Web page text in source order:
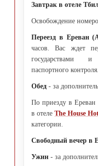
Завтрак в отеле
Освобождение
Переезд в Ереван
часов. Вас ждет
государствами и
паспортного контроля.
Обед - за
По приезду в
в отелеThe House
категории.
Свободный вечер в
Ужин - за